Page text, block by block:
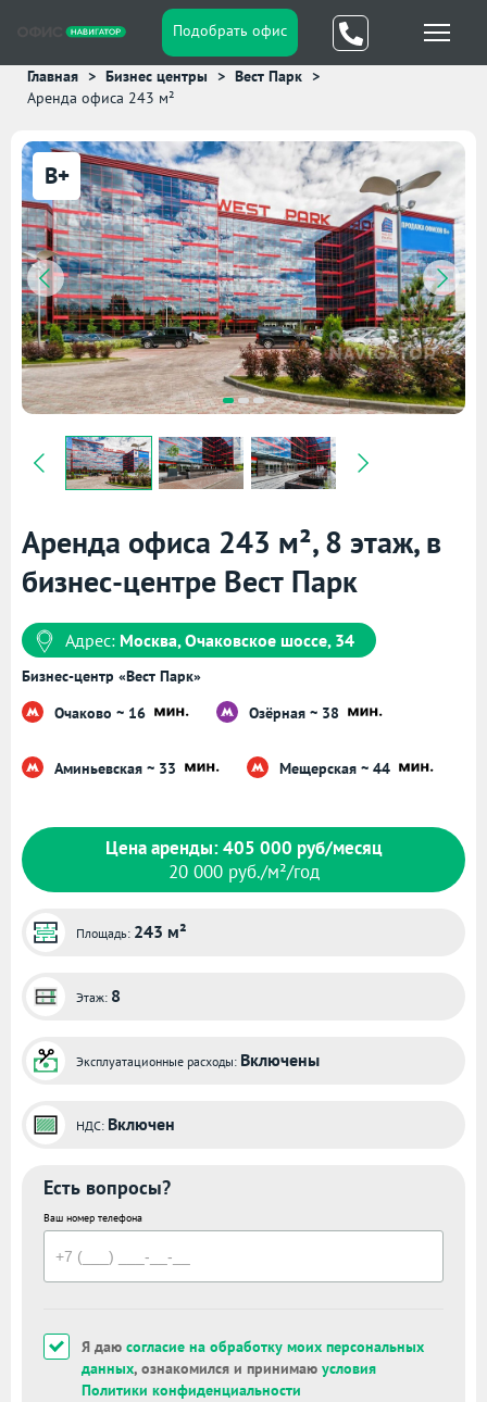
Подобрать офис
Главная Бизнес центры
Вест Парк
Аренда офиса 243 м²
B+
Аренда офиса 243 м², 8 этаж, в
бизнес-центре Вест Парк
Адрес: Москва, Очаковское шоссе, 34
Бизнес-центр «Вест Парк»
Очаково ~ 16
Озёрная ~ 38
Аминьевская ~ 33 Мещерская ~ 44
Цена аренды: 405 000 руб/месяц
20 000 руб./м²/год
Площадь: 243 м²
Этаж: 8
Эксплуатационные расходы: Включены
НДС: Включен
Есть вопросы?
Ваш номер телефона
Я даю согласие на обработку моих персональных
данных, ознакомился и принимаю условия
Политики конфиденциальности